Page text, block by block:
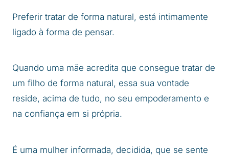
Preferir tratar de forma natural, está intimamente
ligado à forma de pensar.
Quando uma mãe acredita que consegue tratar de
um filho de forma natural, essa sua vontade
reside, acima de tudo, no seu empoderamento e
na confiança em si própria.
É uma mulher informada, decidida, que se sente